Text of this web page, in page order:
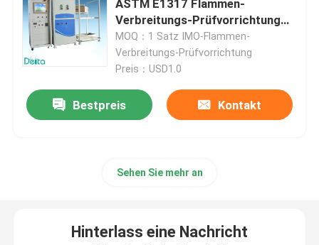
ASTM E1317 Flammen-
Verbreitungs-Prüfvorrichtung
vertikale
MOQ：1 Satz IMO-Flammen-
Verbreitungs-Prüfvorrichtung
Preis：USD1.0
Bestpreis Kontakt
Sehen Sie mehr an
Hinterlass eine Nachricht